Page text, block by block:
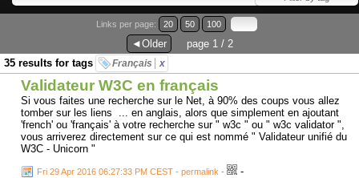
Links per page: 20 50 100
◄Older
page 1 / 2
35 results for tags
Français x
Validateur W3C en français
Si vous faites une recherche sur le Net, à 90% des coups vous allez
tomber sur les liens ... en anglais, alors que simplement en ajoutant
'french' ou 'français' à votre recherche sur " w3c " ou " w3c validator ",
vous arriverez directement sur ce qui est nommé " Validateur unifié du
W3C - Unicorn "
Fri 29 Apr 2016 06:27:33 PM CEST - permalink - -